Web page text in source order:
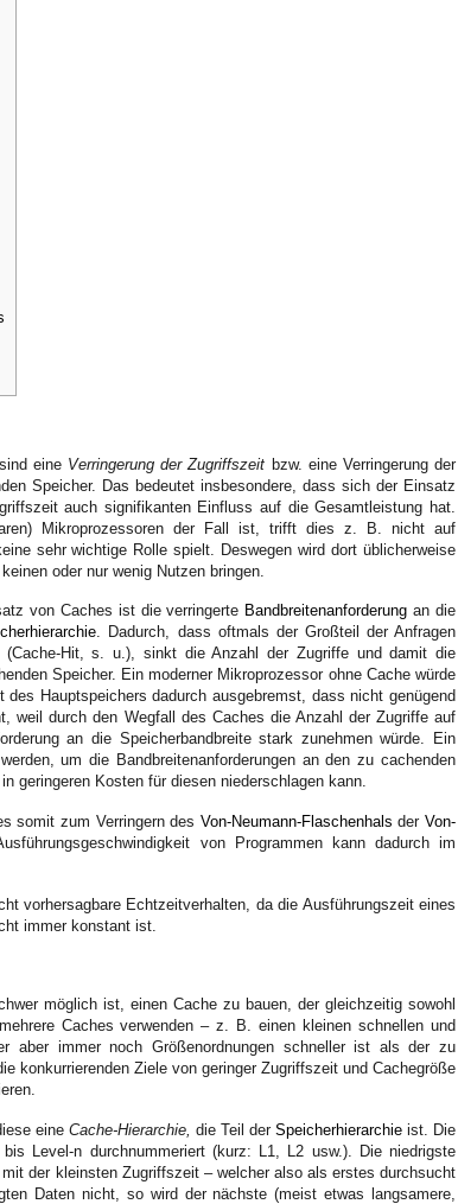
eine Verringerung der Zugriffszeit bzw. eine Verringerung der
Speicher. Das bedeutet insbesondere, dass sich der Einsatz
auch signifikanten Einfluss auf die Gesamtleistung hat.
Mikroprozessoren der Fall ist, trifft dies z. B. nicht auf
sehr wichtige Rolle spielt. Deswegen wird dort üblicherweise
oder nur wenig Nutzen bringen.
von Caches ist die verringerte Bandbreitenanforderung an die
. Dadurch, dass oftmals der Großteil der Anfragen
(Cache-Hit, s. u.), sinkt die Anzahl der Zugriffe und damit die
Speicher. Ein moderner Mikroprozessor ohne Cache würde
Hauptspeichers dadurch ausgebremst, dass nicht genügend
weil durch den Wegfall des Caches die Anzahl der Zugriffe auf
an die Speicherbandbreite stark zunehmen würde. Ein
um die Bandbreitenanforderungen an den zu cachenden
geringeren Kosten für diesen niederschlagen kann.
somit zum Verringern des Von-Neumann-Flaschenhals derVon-
von Programmen kann dadurch im
vorhersagbare Echtzeitverhalten, da die Ausführungszeit eines
immer konstant ist.
möglich ist, einen Cache zu bauen, der gleichzeitig sowohl
Caches verwenden – z. B. einen kleinen schnellen und
aber immer noch Größenordnungen schneller ist als der zu
konkurrierenden Ziele von geringer Zugriffszeit und Cachegröße
eine Cache-Hierarchie, die Teil der Speicherhierarchie ist. Die
Level-n durchnummeriert (kurz: L1, L2 usw.). Die niedrigste
der kleinsten Zugriffszeit – welcher also als erstes durchsucht
Daten nicht, so wird der nächste (meist etwas langsamere,